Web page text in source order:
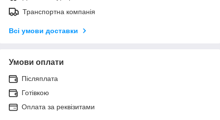
Транспортна компанія
Всі умови доставки
Умови оплати
Післяплата
Готівкою
Оплата за реквізитами